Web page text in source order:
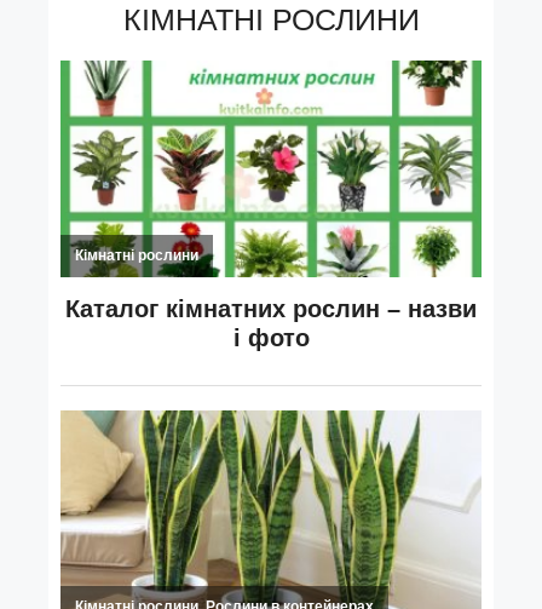
КІМНАТНІ РОСЛИНИ